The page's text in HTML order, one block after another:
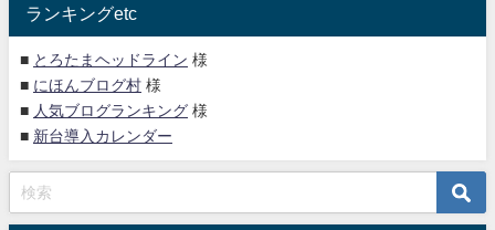
ランキングetc
■ とろたまヘッドライン 様
■ にほんブログ村 様
■ 人気ブログランキング 様
■ 新台導入カレンダー